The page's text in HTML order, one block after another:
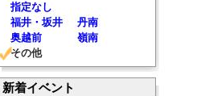
指定なし
福井・坂井
丹南
奥越前
嶺南
その他
新着イベント